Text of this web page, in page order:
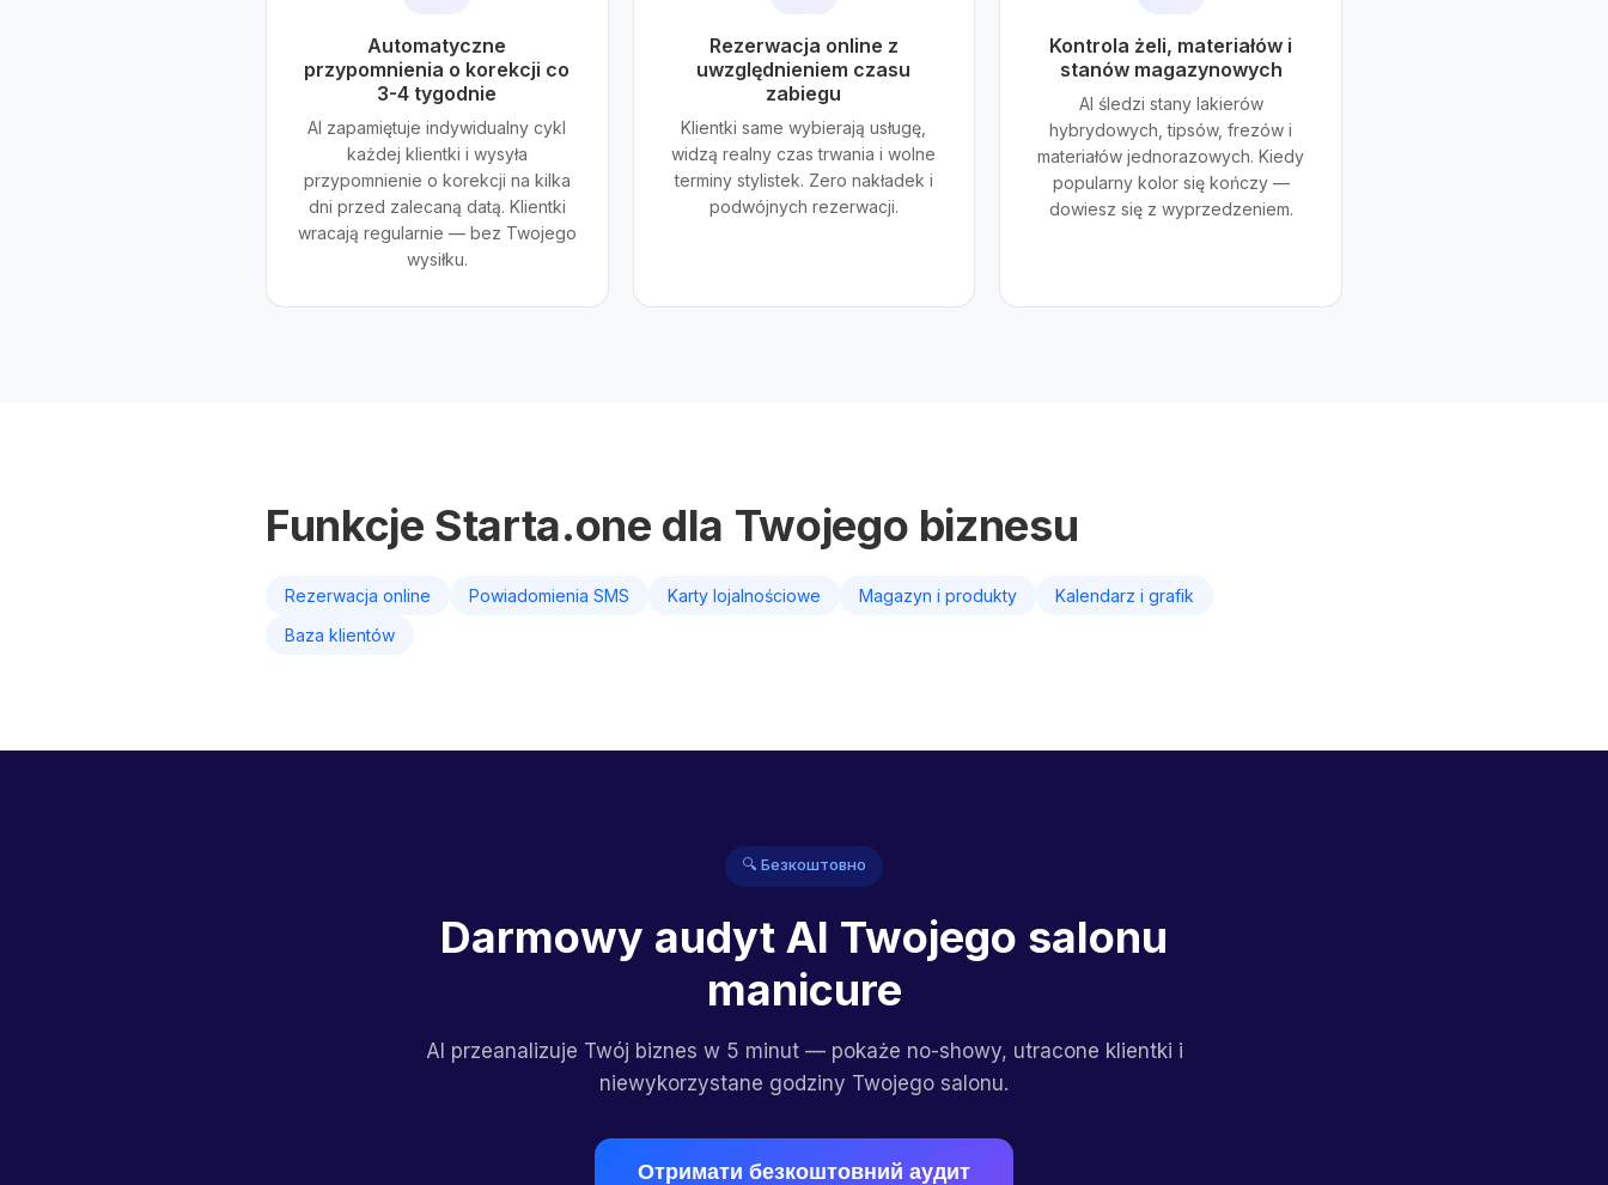
Automatyczne
przypomnienia o korekcji co
3-4 tygodnie
AI zapamiętuje indywidualny cykl
każdej klientki i wysyła
przypomnienie o korekcji na kilka
dni przed zalecaną datą. Klientki
wracają regularnie — bez Twojego
wysiłku.
Rezerwacja online z
uwzględnieniem czasu
zabiegu
Klientki same wybierają usługę,
widzą realny czas trwania i wolne
terminy stylistek. Zero nakładek i
podwójnych rezerwacji.
Kontrola żeli, materiałów i
stanów magazynowych
AI śledzi stany lakierów
hybrydowych, tipsów, frezów i
materiałów jednorazowych. Kiedy
popularny kolor się kończy —
dowiesz się z wyprzedzeniem.
Funkcje Starta.one dla Twojego biznesu
Rezerwacja online Powiadomienia SMS Karty lojalnościowe Magazyn i produkty
Kalendarz i grafik
Baza klientów
🔍 Безкоштовно
Darmowy audyt AI Twojego salonu
manicure
AI przeanalizuje Twój biznes w 5 minut — pokaże no-showy, utracone klientki i
niewykorzystane godziny Twojego salonu.
Отримати безкоштовний аудит